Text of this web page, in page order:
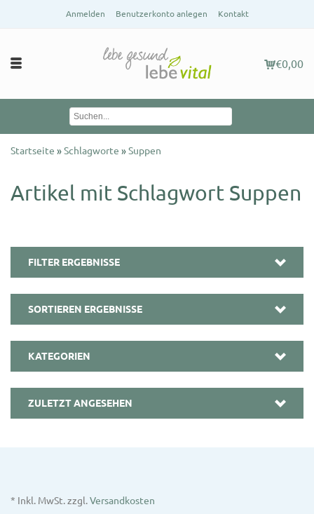
Anmelden Benutzerkonto anlegen Kontakt
€0,00
Startseite »Schlagworte »Suppen
Artikel mit Schlagwort Suppen
FILTER ERGEBNISSE
SORTIEREN ERGEBNISSE
KATEGORIEN
ZULETZT ANGESEHEN
* Inkl. MwSt. zzgl.Versandkosten